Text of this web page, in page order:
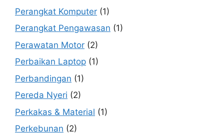
Perangkat Komputer (1)
Perangkat Pengawasan (1)
Perawatan Motor (2)
Perbaikan Laptop (1)
Perbandingan (1)
Pereda Nyeri (2)
Perkakas & Material (1)
Perkebunan (2)